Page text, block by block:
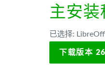
主安装
已选择:
下载版本